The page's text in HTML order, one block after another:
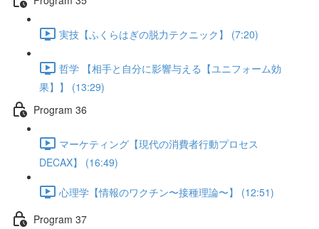
実技【ふくらはぎの脱力テクニック】 (7:20)
哲学 【相手と自分に影響与える【ユニフォーム効
果】】 (13:29)
Program 36
マーケティング【現代の消費者行動プロセス
DECAX】 (16:49)
心理学【情報のワクチン〜接種理論〜】 (12:51)
Program 37